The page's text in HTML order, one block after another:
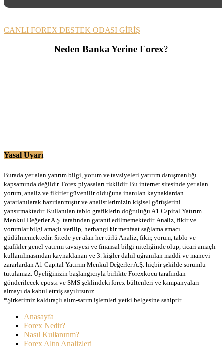
CANLI FOREX DESTEK ODASI GİRİŞ
Neden Banka Yerine Forex?
Yasal Uyarı
Burada yer alan yatırım bilgi, yorum ve tavsiyeleri yatırım danışmanlığı
kapsamında değildir. Forex piyasaları risklidir. Bu internet sitesinde yer alan
yorum, analiz ve fikirler güvenilir olduğuna inanılan kaynaklardan
yararlanılarak hazırlanmıştır ve analistlerimizin kişisel görüşlerini
yansıtmaktadır. Kullanılan tablo grafiklerin doğruluğu A1 Capital Yatırım
Menkul Değerler A.Ş. tarafından garanti edilmemektedir. Analiz, fikir ve
yorumlar bilgi amaçlı verilip, herhangi bir menfaat sağlama amacı
güdülmemektedir. Sitede yer alan her türlü Analiz, fikir, yorum, tablo ve
grafikler genel yatırım tavsiyesi ve finansal bilgi niteliğinde olup, ticari amaçlı
kullanılmasından kaynaklanan ve 3. kişiler dahil uğranılan maddi ve manevi
zararlardan A1 Capital Yatırım Menkul Değerler A.Ş. hiçbir şekilde sorumlu
tutulamaz. Üyeliğinizin başlangıcıyla birlikte Forexkocu tarafından
gönderilecek eposta ve SMS şeklindeki forex bültenleri ve kampanyaları
almayı da kabul etmiş sayılırsınız.
*Şirketimiz kaldıraçlı alım-satım işlemleri yetki belgesine sahiptir.
Anasayfa
Forex Nedir?
Nasıl Kullanırım?
Forex Altın Analizleri